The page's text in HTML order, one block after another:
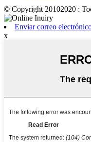
© Copyright 20102020 :
Enviar correo
x